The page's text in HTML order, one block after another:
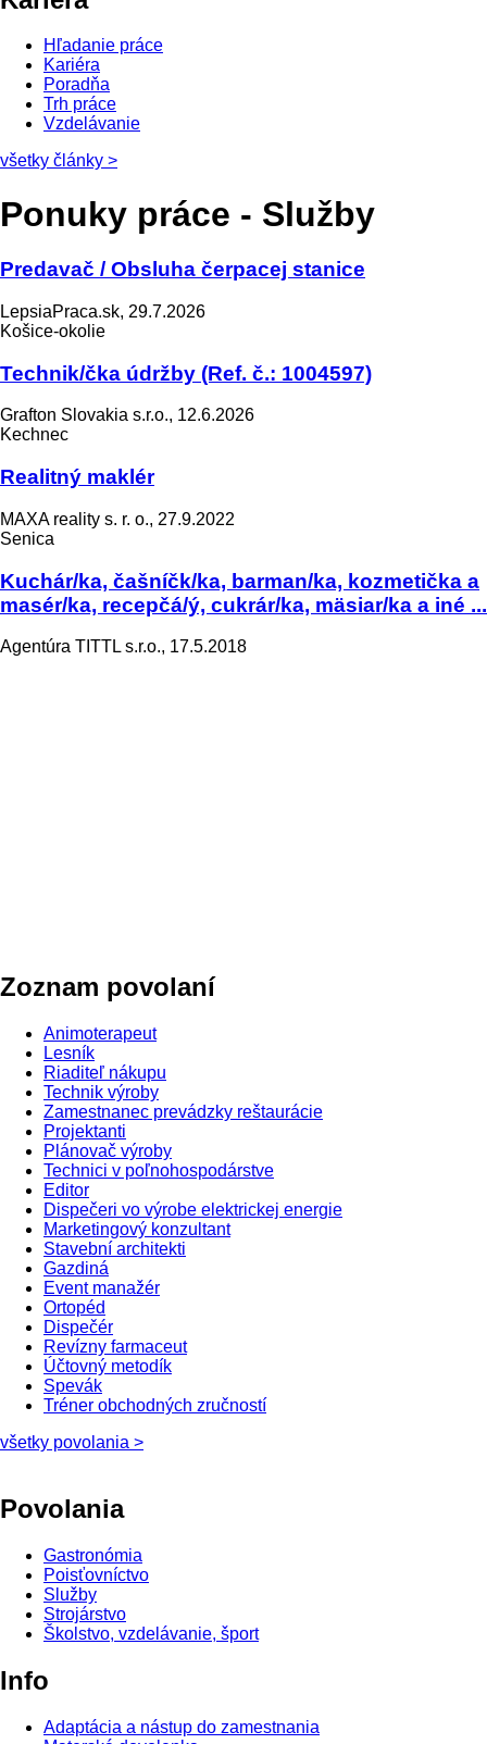
Hľadanie práce
Kariéra
Poradňa
Trh práce
Vzdelávanie
všetky články >
Ponuky práce - Služby
Predavač / Obsluha čerpacej stanice
LepsiaPraca.sk, 29.7.2026
Košice-okolie
Technik/čka údržby (Ref. č.: 1004597)
Grafton Slovakia s.r.o., 12.6.2026
Kechnec
Realitný maklér
MAXA reality s. r. o., 27.9.2022
Senica
Kuchár/ka, čašníčk/ka, barman/ka, kozmetička a
masér/ka, recepčá/ý, cukrár/ka, mäsiar/ka a iné ...
Agentúra TITTL s.r.o., 17.5.2018
Zoznam povolaní
Animoterapeut
Lesník
Riaditeľ nákupu
Technik výroby
Zamestnanec prevádzky reštaurácie
Projektanti
Plánovač výroby
Technici v poľnohospodárstve
Editor
Dispečeri vo výrobe elektrickej energie
Marketingový konzultant
Stavební architekti
Gazdiná
Event manažér
Ortopéd
Dispečér
Revízny farmaceut
Účtovný metodík
Spevák
Tréner obchodných zručností
všetky povolania >
Povolania
Gastronómia
Poisťovníctvo
Služby
Strojárstvo
Školstvo, vzdelávanie, šport
Info
Adaptácia a nástup do zamestnania